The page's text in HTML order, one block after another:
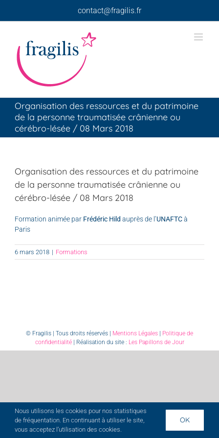
contact@fragilis.fr
Organisation des ressources et du patrimoine
de la personne traumatisée crânienne ou
cérébro-lésée / 08 Mars 2018
Organisation des ressources et du patrimoine
de la personne traumatisée crânienne ou
cérébro-lésée / 08 Mars 2018
Formation animée par Frédéric Hild auprès de l’UNAFTCà
Paris
6 mars 2018 | Formations
© Fragilis | Tous droits réservés | Mentions Légales
Politique de
confidentialité| Réalisation du site : Les Papillons de Jour
Nous utilisons les cookies pour nos statistiques
de fréquentation. En continuant à utiliser le site,
vous acceptez l’utilisation des cookies.
OK